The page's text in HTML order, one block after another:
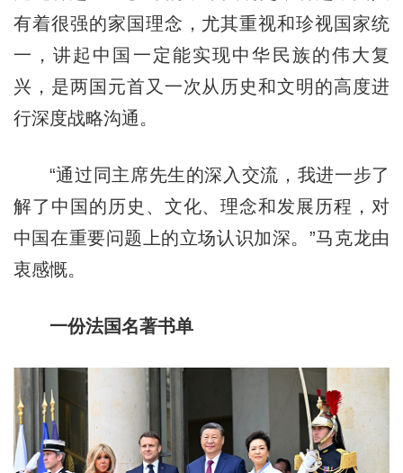
有着很强的家国理念，尤其重视和珍视国家统
一，讲起中国一定能实现中华民族的伟大复
兴，是两国元首又一次从历史和文明的高度进
行深度战略沟通。
“通过同主席先生的深入交流，我进一步了
解了中国的历史、文化、理念和发展历程，对
中国在重要问题上的立场认识加深。”马克龙由
衷感慨。
一份法国名著书单